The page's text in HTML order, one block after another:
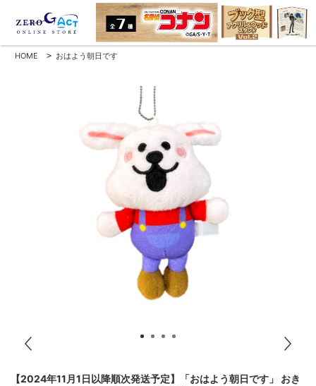
HOME > おはよう朝日です
【2024年11月1日以降順次発送予定】「おはよう朝日です」 おき